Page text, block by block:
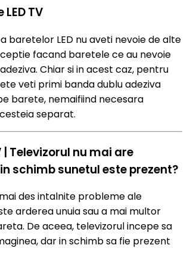
TV
baretelor LED nu aveti nevoie de alte
facand baretele ce au nevoie
Chiar si in acest caz, pentru
veti primi banda dublu adeziva
barete, nemaifiind necesara
separat.
| Televizorul nu mai are
schimb sunetul este prezent?
des intalnite probleme ale
arderea unuia sau a mai multor
De aceea, televizorul incepe sa
dar in schimb sa fie prezent